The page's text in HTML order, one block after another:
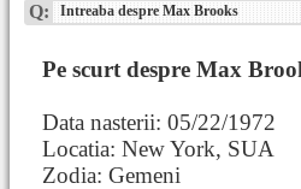
Q: Intreaba despre Max Brooks
Pe scurt despre Max
Data nasterii: 05/22/1972
Locatia: New York, SUA
Zodia: Gemeni